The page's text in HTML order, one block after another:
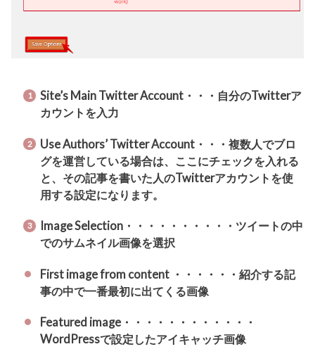
Site’s Main Twitter Account・・・自分のTwitterア
カウントを入力
Use Authors’ Twitter Account・・・複数人でブロ
グを運営している場合は、ここにチェックを入れる
と、その記事を書いた人のTwitterアカウントを使
用する設定になります。
Image Selection・・・・・・・・・・ツイートの中
でのサムネイル画像を選択
First image from content ・・・・・・紹介する記
事の中で一番最初に出てくる画像
Featured image・・・・・・・・・・・・
WordPressで設定したアイキャッチ画像